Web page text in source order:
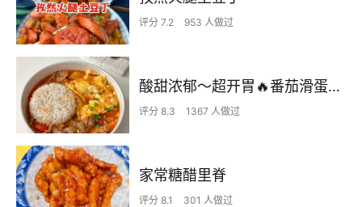
评分 7.2 953 人做过
酸甜浓郁～超开胃🔥番茄滑蛋牛肉饭
评分 8.3 1367 人做过
家常糖醋里脊
评分 8.1 301 人做过